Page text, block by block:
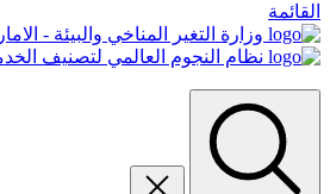
القائمة
وزارة التغير المناخي والبيئة -
نظام النجوم العالمي لتصنيف